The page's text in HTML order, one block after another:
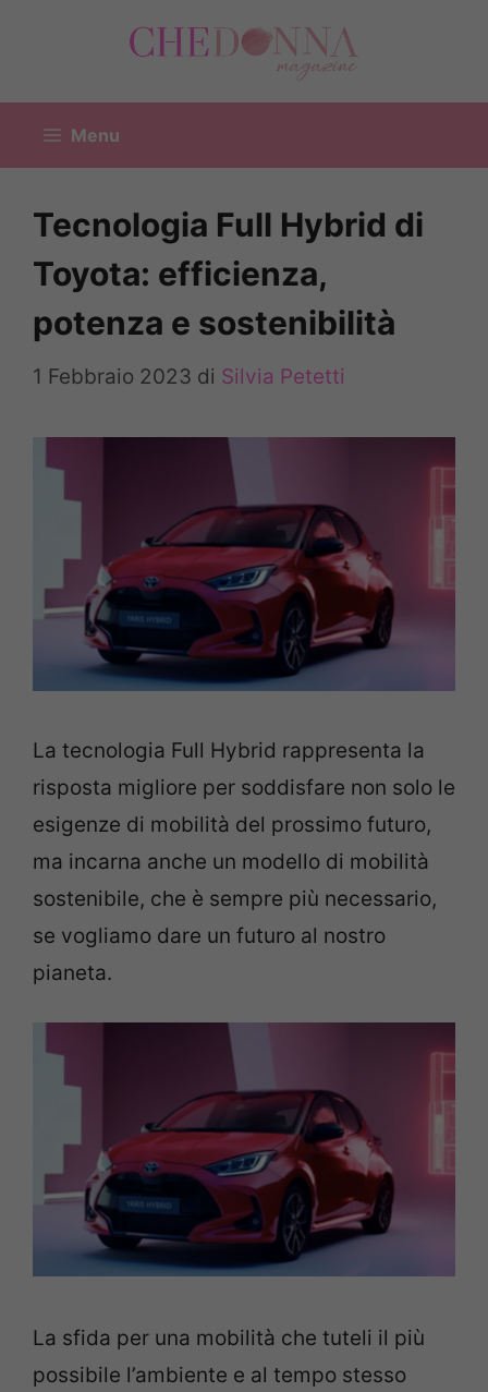
Menu
Tecnologia Full Hybrid di
Toyota: efficienza,
potenza e sostenibilità
1 Febbraio 2023 di Silvia Petetti
La tecnologia Full Hybrid rappresenta la
risposta migliore per soddisfare non solo le
esigenze di mobilità del prossimo futuro,
ma incarna anche un modello di mobilità
sostenibile, che è sempre più necessario,
se vogliamo dare un futuro al nostro
pianeta.
La sfida per una mobilità che tuteli il più
possibile l’ambiente e al tempo stesso